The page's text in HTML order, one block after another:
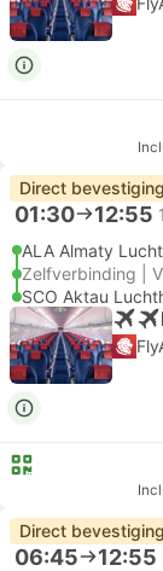
Direct bevestiging
01:30 12:55
ALA Almaty
Zelfverbinding |
SCO Aktau
Direct bevestiging
06:45 12:55